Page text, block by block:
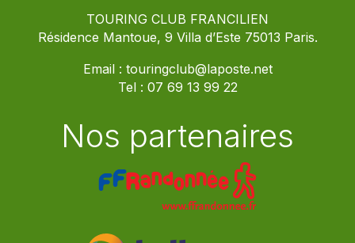
TOURING CLUB FRANCILIEN
Résidence Mantoue, 9 Villa d’Este 75013 Paris.
Email : touringclub@laposte.net
Tel : 07 69 13 99 22
Nos partenaires